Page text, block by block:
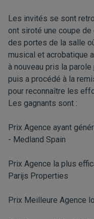
Les invités se sont
ont siroté une coupe de
des portes de la salle
musical et acrobatique
à nouveau pris la
puis a procédé à la
pour reconnaître les
Les gagnants sont :
Prix Agence ayant
- Medland Spain
Prix Agence la plus
Parijs Properties
Prix Meilleure Agence